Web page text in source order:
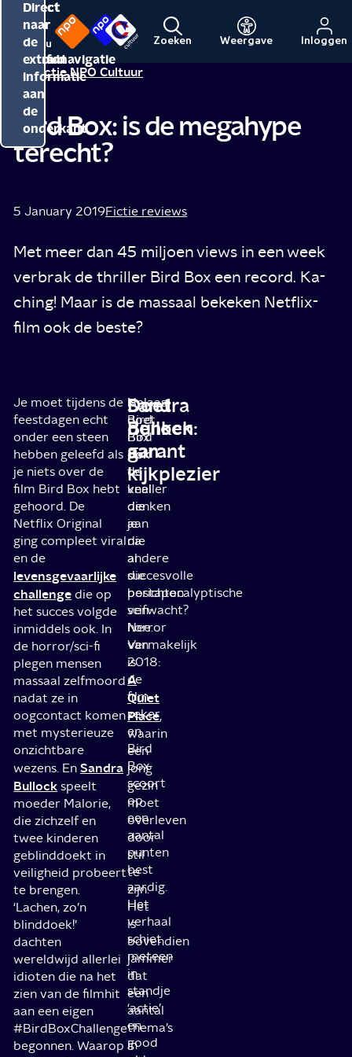
Direct
naar
de
inhoud
Direct
naar
de
hoofdnavigatie
Direct
naar
de
extra
informatie
aan
de
onderkant
Menu
Naar
de
NPO
Naar
de
NPO
Cultuur
Zoeken Weergave Inloggen
Redactie NPO Cultuur
Bird Box: is de megahype
terecht?
5 January 2019Fictie reviews
Met meer dan 45 miljoen views in een week
verbrak de thriller Bird Box een record. Ka-
ching! Maar is de massaal bekeken Netflix-
film ook de beste?
Je moet tijdens de
feestdagen echt
onder een steen
hebben geleefd als
je niets over de
film Bird Box hebt
gehoord. De
Netflix Original
ging compleet viral
en de
levensgevaarlijke
challenge die op
het succes volgde
inmiddels ook. In
de horror/sci-fi
plegen mensen
massaal zelfmoord
nadat ze in
oogcontact komen
met mysterieuze
onzichtbare
wezens. EnSandra
Bullock speelt
moeder Malorie,
die zichzelf en
twee kinderen
geblinddoekt in
veiligheid probeert
te brengen.
‘Lachen, zo’n
blinddoek!’
dachten
wereldwijd allerlei
idioten die na het
zien van de filmhit
aan een eigen
#BirdBoxChallenge
begonnen. Waarop
Sandra
Bullock:
garant
kijkplezier
Is
Bird
Box
ook
de
knaller
die
je
na
al
die
berichten
verwacht?
Nee.
Vermakelijk
is
de
film
zeker
en
Bird
Box
scoort
op
een
aantal
punten
best
aardig.
Het
verhaal
schiet
meteen
in
standje
‘actie’
en
good
Doet
denken
aan...
Helaas
doet
Bird
Box
te
veel
denken
aan
die
andere
succesvolle
postapocalyptische
scifi-
horror
van
2018:
A
Quiet
Place,
waarin
een
jong
gezin
moet
overleven
door
stil
te
zijn.
Het
is
bovendien
jammer
dat
een
aantal
thema’s
in